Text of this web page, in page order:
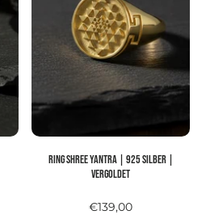
Ring SHREE YANTRA | 925 Silber |
vergoldet
€139,00